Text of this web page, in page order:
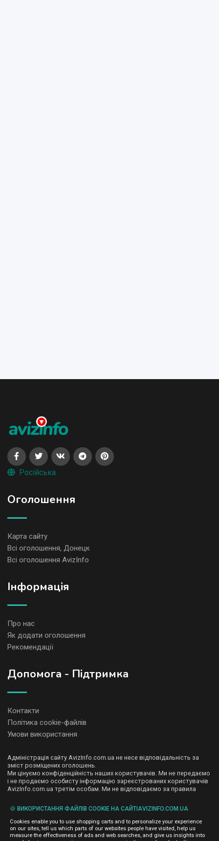
Російська
Оголошення
Карта сайту
Всі оголошення, Донецк
Всі оголошення AvizInfo
Iнформація
Про нас
Як додати оголошення
Рекомендації
Допомога - Підтримка
Контакти
Політика cookie-файлів
Умови використання
Адміністрація сайту AvizInfo.com.ua не несе відповідальність за
зміст розміщених оголошень.
Ми цінуємо конфіденційність наших користувачів. Ми не передаємо
і не продаємо особисту інформацію зареєстрованих користувачів
AvizInfo.com.ua третім особам. Ми не відповідаємо за правила
деяких сторінках нашого сайту представлена реклама Google
Adsense Advertising Network. Щоб дізнатися детальніше про
правила конфіденційності Googleнатисніть тут.
🍪 ВИКОРИСТАННЯ ФАЙЛІВ COOKIE НА САЙТІAVIZINFO.COM.UA
Cookies enable you to use shopping carts and to personalize your experience
on our sites, tell us which parts of our websites people have visited, help us
measure the effectiveness of ads and web searches, and give us insights into